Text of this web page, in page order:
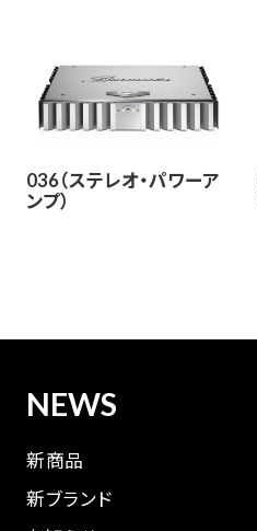
036（ステレオ・パワーア
ンプ）
NEWS
新商品
新ブランド